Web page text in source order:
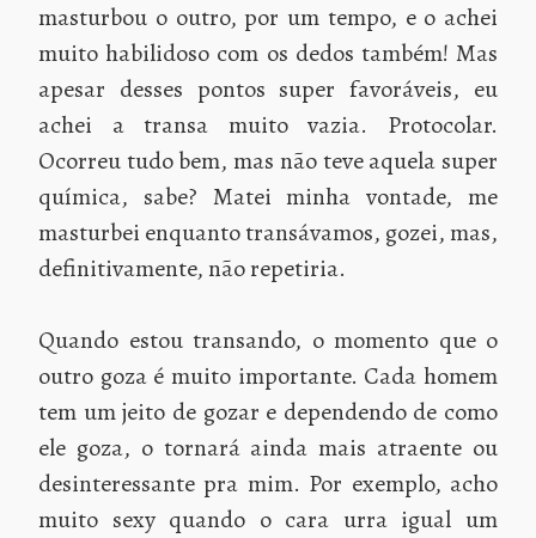
masturbou o outro, por um tempo, e o achei
muito habilidoso com os dedos também! Mas
apesar desses pontos super favoráveis, eu
achei a transa muito vazia. Protocolar.
Ocorreu tudo bem, mas não teve aquela super
química, sabe? Matei minha vontade, me
masturbei enquanto transávamos, gozei, mas,
definitivamente, não repetiria.
Quando estou transando, o momento que o
outro goza é muito importante. Cada homem
tem um jeito de gozar e dependendo de como
ele goza, o tornará ainda mais atraente ou
desinteressante pra mim. Por exemplo, acho
muito sexy quando o cara urra igual um